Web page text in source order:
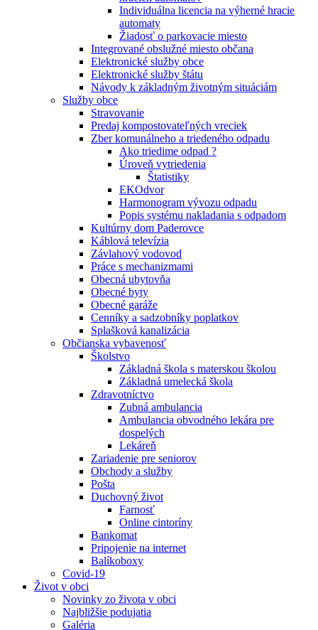
Individuálna licencia na výherné hracie
automaty
Žiadosť o parkovacie miesto
Integrované obslužné miesto občana
Elektronické služby obce
Elektronické služby štátu
Návody k základným životným situáciám
Služby obce
Stravovanie
Predaj kompostovateľných vreciek
Zber komunálneho a triedeného odpadu
Ako triedime odpad ?
Úroveň vytriedenia
Štatistiky
EKOdvor
Harmonogram vývozu odpadu
Popis systému nakladania s odpadom
Kultúrny dom Paderovce
Káblová televízia
Závlahový vodovod
Práce s mechanizmami
Obecná ubytovňa
Obecné byty
Obecné garáže
Cenníky a sadzobníky poplatkov
Splašková kanalizácia
Občianska vybavenosť
Školstvo
Základná škola s materskou školou
Základná umelecká škola
Zdravotníctvo
Zubná ambulancia
Ambulancia obvodného lekára pre
dospelých
Lekáreň
Zariadenie pre seniorov
Obchody a služby
Pošta
Duchovný život
Farnosť
Online cintoríny
Bankomat
Pripojenie na internet
Balíkoboxy
Covid-19
Život v obci
Novinky zo života v obci
Najbližšie podujatia
Galéria